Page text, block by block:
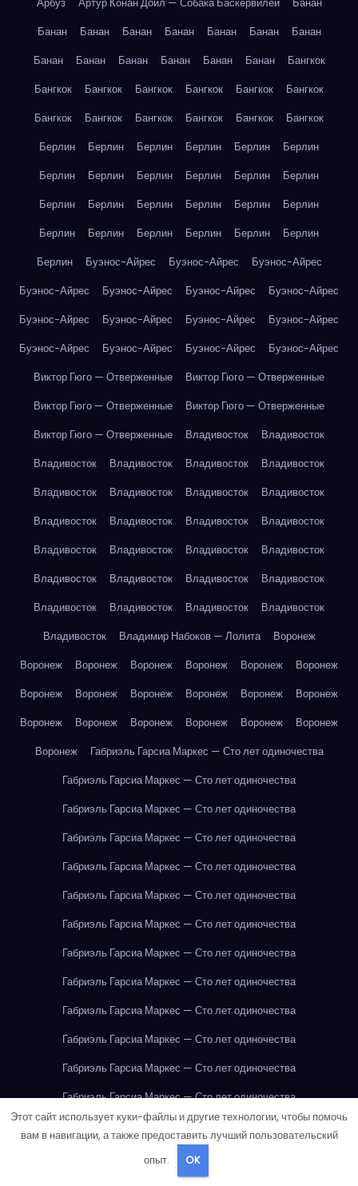
Арбуз
Артур Конан Дойл — Собака Баскервилей
Банан
Банан
Банан Банан Банан Банан Банан
Банан
Банан
Банан Банан Банан Банан Банан
Бангкок
Бангкок
Бангкок Бангкок Бангкок Бангкок
Бангкок
Бангкок
Бангкок Бангкок Бангкок Бангкок
Бангкок
Берлин
Берлин Берлин Берлин Берлин
Берлин
Берлин
Берлин Берлин Берлин Берлин
Берлин
Берлин
Берлин Берлин Берлин Берлин
Берлин
Берлин
Берлин Берлин Берлин Берлин
Берлин
Берлин
Буэнос-Айрес Буэнос-Айрес
Буэнос-Айрес
Буэнос-Айрес
Буэнос-Айрес Буэнос-Айрес
Буэнос-Айрес
Буэнос-Айрес
Буэнос-Айрес Буэнос-Айрес
Буэнос-Айрес
Буэнос-Айрес
Буэнос-Айрес Буэнос-Айрес
Буэнос-Айрес
Виктор Гюго — Отверженные
Виктор Гюго — Отверженные
Виктор Гюго — Отверженные
Виктор Гюго — Отверженные
Виктор Гюго — Отверженные
Владивосток
Владивосток
Владивосток
Владивосток Владивосток
Владивосток
Владивосток
Владивосток Владивосток
Владивосток
Владивосток
Владивосток Владивосток
Владивосток
Владивосток
Владивосток Владивосток
Владивосток
Владивосток
Владивосток Владивосток
Владивосток
Владивосток
Владивосток Владивосток
Владивосток
Владивосток
Владимир Набоков — Лолита
Воронеж
Воронеж
Воронеж Воронеж Воронеж Воронеж
Воронеж
Воронеж
Воронеж Воронеж Воронеж Воронеж
Воронеж
Воронеж
Воронеж Воронеж Воронеж Воронеж
Воронеж
Воронеж
Габриэль Гарсиа Маркес — Сто лет одиночества
Габриэль Гарсиа Маркес — Сто лет одиночества
Габриэль Гарсиа Маркес — Сто лет одиночества
Габриэль Гарсиа Маркес — Сто лет одиночества
Габриэль Гарсиа Маркес — Сто лет одиночества
Габриэль Гарсиа Маркес — Сто лет одиночества
Габриэль Гарсиа Маркес — Сто лет одиночества
Габриэль Гарсиа Маркес — Сто лет одиночества
Габриэль Гарсиа Маркес — Сто лет одиночества
Габриэль Гарсиа Маркес — Сто лет одиночества
Габриэль Гарсиа Маркес — Сто лет одиночества
Габриэль Гарсиа Маркес — Сто лет одиночества
Габриэль Гарсиа Маркес — Сто лет одиночества
Габриэль Гарсиа Маркес — Сто лет одиночества
Габриэль Гарсиа Маркес — Сто лет одиночества
Этот сайт использует куки-файлы и другие технологии, чтобы помочь
вам в навигации, а также предоставить лучший пользовательский
опыт.
OK